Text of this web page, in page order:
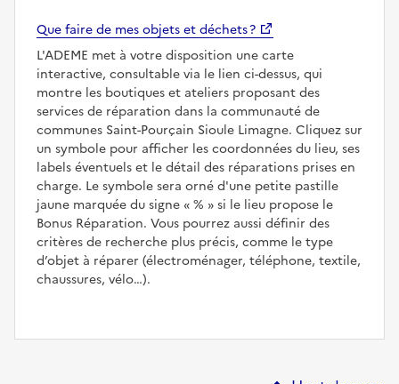
Que faire de mes objets et déchets ?
L'ADEME met à votre disposition une carte
interactive, consultable via le lien ci-dessus, qui
montre les boutiques et ateliers proposant des
services de réparation dans la communauté de
communes Saint-Pourçain Sioule Limagne. Cliquez sur
un symbole pour afficher les coordonnées du lieu, ses
labels éventuels et le détail des réparations prises en
charge. Le symbole sera orné d'une petite pastille
jaune marquée du signe
%
si le lieu propose le
Bonus Réparation. Vous pourrez aussi définir des
critères de recherche plus précis, comme le type
d’objet à réparer (électroménager, téléphone, textile,
chaussures, vélo…).